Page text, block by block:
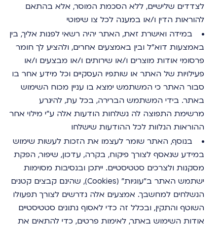
לצדדים שלישיים, ללא הסכמת המוסר, אלא בהתאם
להוראות הדין ו/או במענה לכל צו שיפוטי
במידה ואישרת זאת, האתר יהיה רשאי לפנות אליך, בין
באמצעות דוא"ל ובין באמצעים אחרים, ולהציע לך חומר
פרסומי אודות מוצרים ו/או שירותים ו/או מבצעים ו/או
פעילויות של האתר או שותפיו העסקיים וכל מידע אחר בו
סבור האתר כי המשתמש ימצא בו עניין מכוח השימוש
באתר. בידי המשתמש הברירה, בכל עת, להיגרע
מרשימת התפוצה לה נשלחות הודעות אלה ע"י מילוי אחר
ההוראות הנלוות לכל ההודעות שישלחו
בנוסף, האתר שומר לעצמו את הזכות לעשות שימוש
במידע שנאסף לצורך פיקוח, בקרה, עדכון, שיפור, הפקת
מסקנות ולצרכים סטטיסטיים. ייתכן ובנסיבות מסוימות
ישתמש האתר ב"עוגיות" (Cookies), שהינם קבצים קטנים
הנשלחים למחשבך. אמצעים אלה נדרשים לצורך תפעולו
השוטף והתקין, ובכלל זה כדי לאסוף נתונים סטטיסטיים
אודות השימוש באתר, לאימות פרטים, כדי להתאים את